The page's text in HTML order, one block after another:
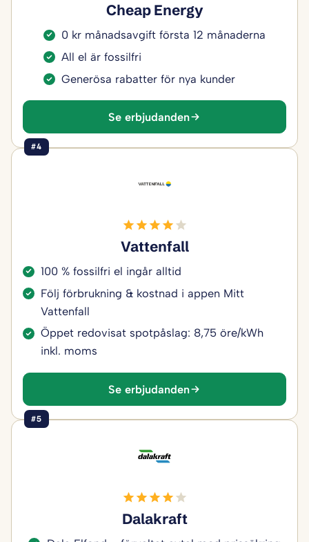
Cheap Energy
0 kr månadsavgift första 12 månaderna
All el är fossilfri
Generösa rabatter för nya kunder
Se erbjudanden
#4
Vattenfall
100 % fossilfri el ingår alltid
Följ förbrukning & kostnad i appen Mitt
Vattenfall
Öppet redovisat spotpåslag: 8,75 öre/kWh
inkl. moms
Se erbjudanden
#5
Dalakraft